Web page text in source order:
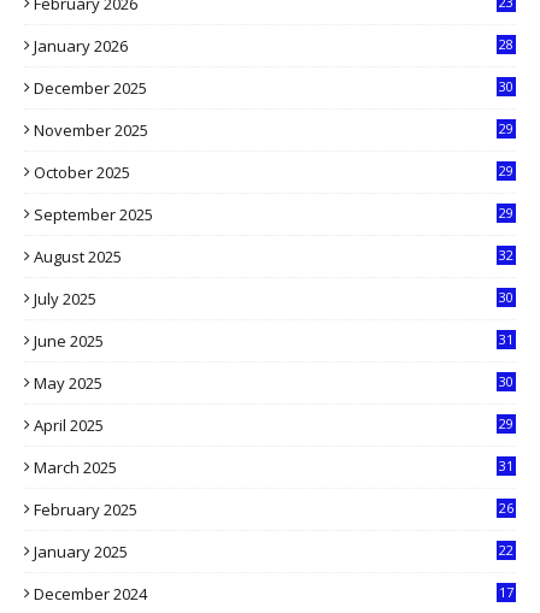
January 2026
28
December 2025
30
November 2025
29
October 2025
29
September 2025
29
August 2025
32
July 2025
30
June 2025
31
May 2025
30
April 2025
29
March 2025
31
February 2025
26
January 2025
22
December 2024
17